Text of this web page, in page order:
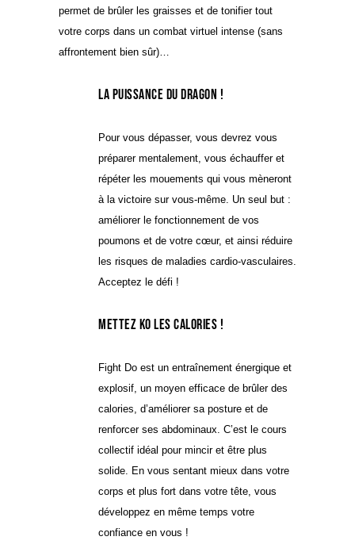
permet de brûler les graisses et de tonifier tout
votre corps dans un combat virtuel intense (sans
affrontement bien sûr)…
La puissance du dragon !
Pour vous dépasser, vous devrez vous
préparer mentalement, vous échauffer et
répéter les mouements qui vous mèneront
à la victoire sur vous-même. Un seul but :
améliorer le fonctionnement de vos
poumons et de votre cœur, et ainsi réduire
les risques de maladies cardio-vasculaires.
Acceptez le défi !
Mettez KO les calories !
Fight Do est un entraînement énergique et
explosif, un moyen efficace de brûler des
calories, d’améliorer sa posture et de
renforcer ses abdominaux. C’est le cours
collectif idéal pour mincir et être plus
solide. En vous sentant mieux dans votre
corps et plus fort dans votre tête, vous
développez en même temps votre
confiance en vous !